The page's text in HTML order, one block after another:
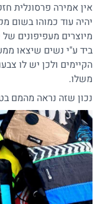
אין אמירה פרסונלית
יהיה עוד כמוהו בשום
מיוצרים מעפיפונים
ביד ע"י נשים שיצאו
הקיימים ולכן יש לו
משלו.
נכון שזה נראה מהמם